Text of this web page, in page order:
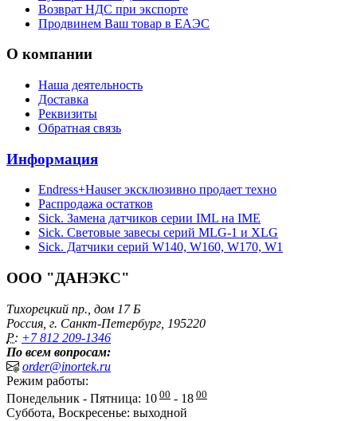
Возврат НДС при экспорте
Продвинем Ваш товар в ЕАЭС
О компании
Наша деятельность
Доставка
Реквизиты
Обратная связь
Информация
Endress+Hauser эксклюзивно продает техно
Распродажа остатков
Sick. Замена датчиков серии IML на IME
Sick. Световые завесы серий MLG-1 и XLG
Sick. Датчики серий W140, W160, W170, W1
ООО "ДАНЭКС"
Тихорецкий пр., дом 17 Б
Россия, г. Санкт-Петербург, 195220
P: +7 812 209-1346
По всем вопросам:
order@inortek.ru
Режим работы:
Понедельник - Пятница: 10 00 - 18 00
Суббота, Воскресенье: выходной